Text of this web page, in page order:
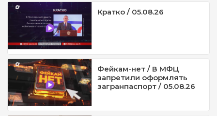
Кратко / 05.08.26
Фейкам-нет / В МФЦ
запретили оформлять
загранпаспорт / 05.08.26